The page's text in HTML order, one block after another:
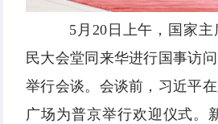
5月20日上午，国家主
民大会堂同来华进行国事访
举行会谈。会谈前，习近平
广场为普京举行欢迎仪式。